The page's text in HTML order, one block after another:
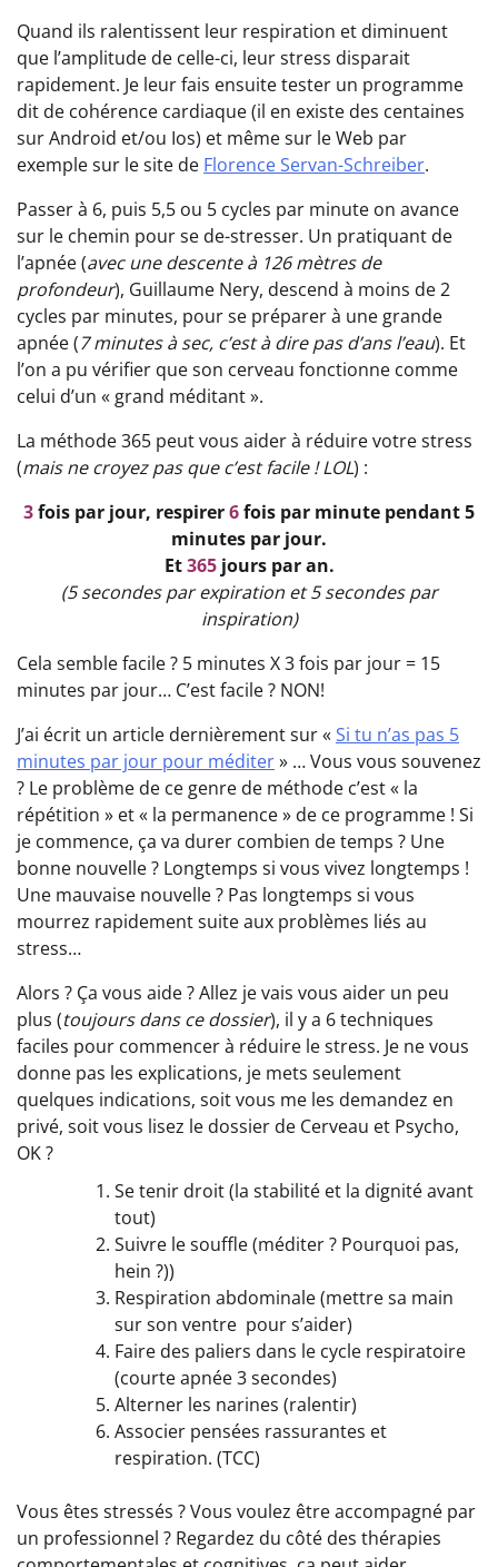
Quand ils ralentissent leur respiration et diminuent
que l’amplitude de celle-ci, leur stress disparait
rapidement. Je leur fais ensuite tester un programme
dit de cohérence cardiaque (il en existe des centaines
sur Android et/ou Ios) et même sur le Web par
exemple sur le site de Florence Servan-Schreiber.
Passer à 6, puis 5,5 ou 5 cycles par minute on avance
sur le chemin pour se de-stresser. Un pratiquant de
l’apnée (avec une descente à 126 mètres de
profondeur), Guillaume Nery, descend à moins de 2
cycles par minutes, pour se préparer à une grande
apnée (7 minutes à sec, c’est à dire pas d’ans l’eau). Et
l’on a pu vérifier que son cerveau fonctionne comme
celui d’un « grand méditant ».
La méthode 365 peut vous aider à réduire votre stress
(mais ne croyez pas que c’est facile ! LOL) :
3fois par jour, respirer6fois par minute pendant 5
minutes par jour.
Et365jours par an.
(5 secondes par expiration et 5 secondes par
inspiration)
Cela semble facile ? 5 minutes X 3 fois par jour = 15
minutes par jour… C’est facile ? NON!
J’ai écrit un article dernièrement sur «Si tu n’as pas 5
minutes par jour pour méditer» … Vous vous souvenez
? Le problème de ce genre de méthode c’est « la
répétition » et « la permanence » de ce programme ! Si
je commence, ça va durer combien de temps ? Une
bonne nouvelle ? Longtemps si vous vivez longtemps !
Une mauvaise nouvelle ? Pas longtemps si vous
mourrez rapidement suite aux problèmes liés au
stress…
Alors ? Ça vous aide ? Allez je vais vous aider un peu
plus (toujours dans ce dossier), il y a 6 techniques
faciles pour commencer à réduire le stress. Je ne vous
donne pas les explications, je mets seulement
quelques indications, soit vous me les demandez en
privé, soit vous lisez le dossier de Cerveau et Psycho,
OK ?
Se tenir droit (la stabilité et la dignité avant
tout)
Suivre le souffle (méditer ? Pourquoi pas,
hein ?))
Respiration abdominale (mettre sa main
sur son ventre pour s’aider)
Faire des paliers dans le cycle respiratoire
(courte apnée 3 secondes)
Alterner les narines (ralentir)
Associer pensées rassurantes et
respiration. (TCC)
Vous êtes stressés ? Vous voulez être accompagné par
un professionnel ? Regardez du côté des thérapies